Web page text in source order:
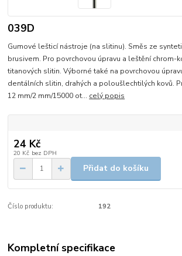
039D
Gumové lešticí nástroje (na slitinu). Směs ze
brusivem. Pro povrchovou úpravu a leštění chrom-
titanových slitin. Výborné také na povrchovou
dentálních slitin, drahých a poloušlechtilých kovů.
12 mm/2 mm/15000 ot... celý popis
24 Kč
20 Kč bez DPH
Přidat do košíku
Číslo produktu: 192
Kompletní specifikace